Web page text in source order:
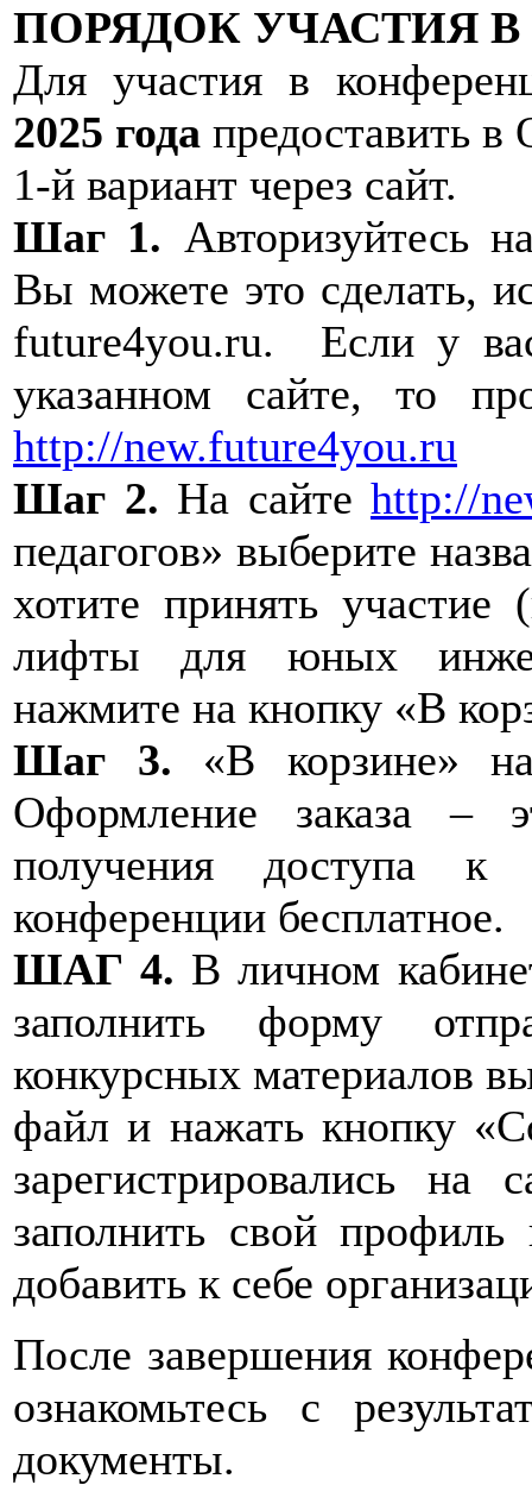
ПОРЯДОК УЧАСТИЯ
Для участия в
2025 года предоставить в
1-й вариант через сайт.
Шаг 1. Авторизуйтесь
Вы можете это сделать,
future4you.ru. Если у
указанном сайте, то
http://new.future4you.ru
Шаг 2. На сайте http://
педагогов» выберите
хотите принять
лифты для юных
нажмите на кнопку «В
Шаг 3. «В корзине»
Оформление заказа –
получения доступа
конференции бесплатное.
ШАГ 4. В личном
заполнить форму
конкурсных материалов
файл и нажать кнопку
зарегистрировались
заполнить свой
добавить к себе
После завершения
ознакомьтесь с
документы.